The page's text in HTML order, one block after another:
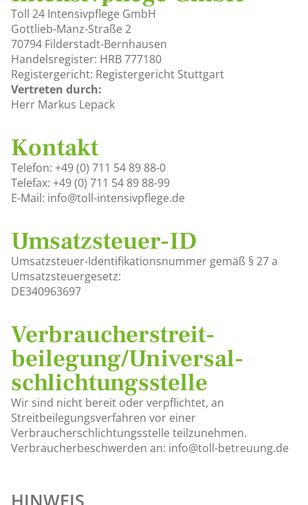
Toll 24 Intensivpflege GmbH
Gottlieb-Manz-Straße 2
70794 Filderstadt-Bernhausen
Handelsregister: HRB 777180
Registergericht: Registergericht Stuttgart
Vertreten durch:
Herr Markus Lepack
Kontakt
Telefon: +49 (0) 711 54 89 88-0
Telefax: +49 (0) 711 54 89 88-99
E-Mail: info@toll-intensivpflege.de
Umsatzsteuer-ID
Umsatzsteuer-Identifikationsnummer gemäß § 27 a
Umsatzsteuergesetz:
DE340963697
Verbraucher­streit­
beilegung/Universal­
schlichtungs­stelle
Wir sind nicht bereit oder verpflichtet, an
Streitbeilegungsverfahren vor einer
Verbraucherschlichtungsstelle teilzunehmen.
Verbraucherbeschwerden an: info@toll-betreuung.de
HINWEIS